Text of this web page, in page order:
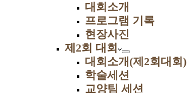
대회소개
프로그램 기록
현장사진
제2회 대회
대회소개(제2회대회)
학술세션
교양팀 세션